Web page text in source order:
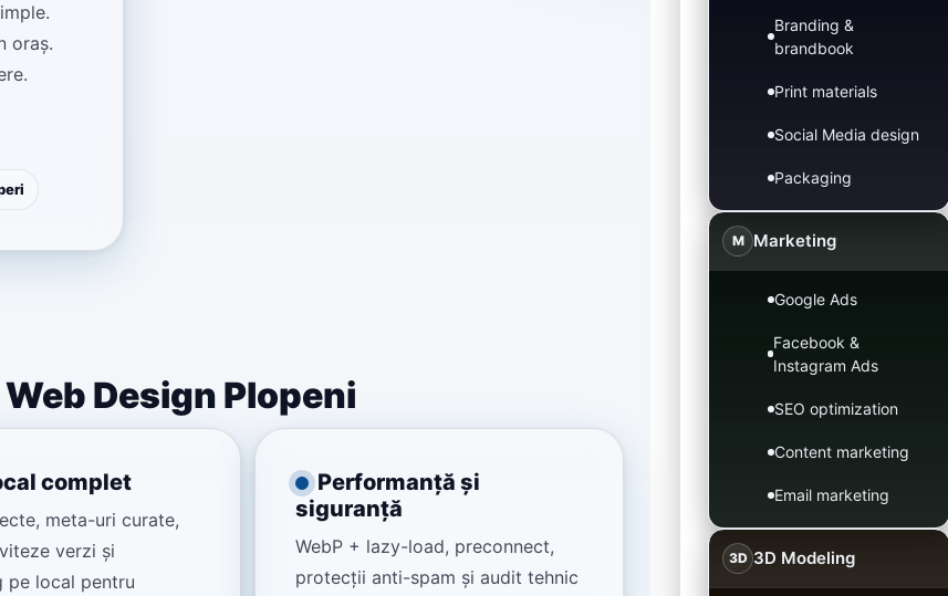
oraș.
Design Plopeni
complet
meta-uri curate,
verzi și
pe local pentru
Performanță și
siguranță
WebP + lazy-load, preconnect,
protecții anti-spam și audit tehnic
Branding &
brandbook
Print materials
Social Media design
Packaging
M Marketing
Google Ads
Facebook &
Instagram Ads
SEO optimization
Content marketing
Email marketing
3D 3D Modeling